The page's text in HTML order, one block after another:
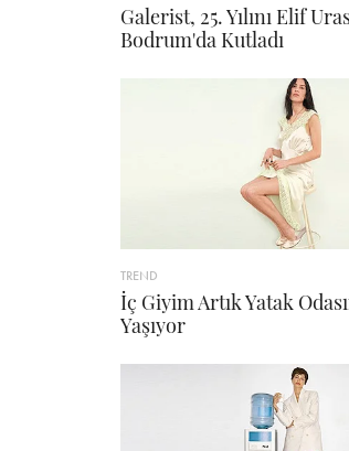
Galerist, 25. Yılını Elif
Bodrum'da Kutladı
TREND
İç Giyim Artık Yatak
Yaşıyor